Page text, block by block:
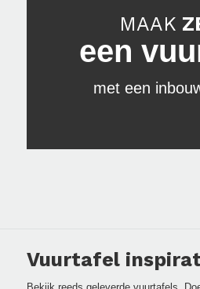
MAAK
een
met een
Vuurtafel